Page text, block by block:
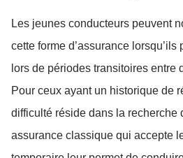
Les jeunes conducteurs peuvent
cette forme d’assurance
lors de périodes transitoires entre
Pour ceux ayant un historique de
difficulté réside dans la recherche
assurance classique qui accepte